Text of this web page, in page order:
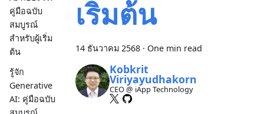
คู่มือฉบับ
สมบูรณ์
สำหรับผู้เริ่ม
ต้น
รู้จัก
Generative
AI: คู่มือฉบับ
เริ่มต้น
14 ธันวาคม 2568 · One min read
Kobkrit
Viriyayudhakorn
CEO @ iApp Technology